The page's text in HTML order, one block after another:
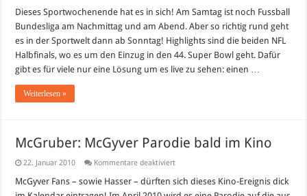
Livestreams
Sporthighlights
am
Sonntag
Dieses Sportwochenende hat es in sich! Am Samtag ist noch Fussball
Bundesliga am Nachmittag und am Abend. Aber so richtig rund geht
es in der Sportwelt dann ab Sonntag! Highlights sind die beiden NFL
Halbfinals, wo es um den Einzug in den 44. Super Bowl geht. Dafür
gibt es für viele nur eine Lösung um es live zu sehen: einen …
Weiterlesen »
McGruber: McGyver Parodie bald im Kino
22. Januar 2010 Kommentare deaktiviertfür
McGyver
McGyver Fans – sowie Hasser – dürften sich dieses Kino-Ereignis dick